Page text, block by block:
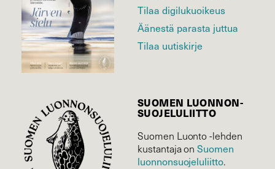
Tilaa digilukuoikeus
Äänestä parasta juttua
Tilaa uutiskirje
SUOMEN LUONNON­
SUOJELU­LIITTO
Suomen Luonto -lehden
kustantaja onSuomen
luonnonsuojelu­liitto.